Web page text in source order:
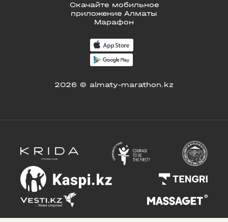
Скачайте мобильное
приложение Алматы
Марафон
2026 © almaty-marathon.kz